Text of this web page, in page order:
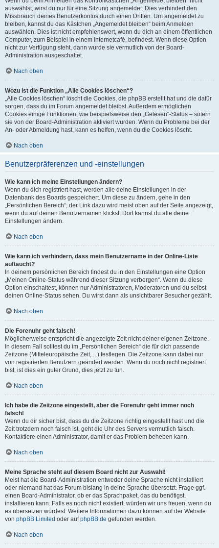
auswählst, wirst du nur für eine Sitzung angemeldet. Dies verhindert den
Missbrauch deines Benutzerkontos durch einen Dritten. Um angemeldet zu
bleiben, kannst du das Kästchen „Angemeldet bleiben“ beim Anmelden
auswählen. Dies ist nicht empfehlenswert, wenn du dich an einem öffentlichen
Computer, zum Beispiel in einem Internetcafé, befindest. Wenn diese Option
nicht zur Verfügung steht, dann wurde sie vermutlich von der Board-
Administration ausgeschaltet.
Nach oben
Wozu ist die Funktion „Alle Cookies löschen“?
„Alle Cookies löschen“ löscht die Cookies, die phpBB erstellt hat und die dafür
sorgen, dass du im Forum angemeldet bleibst. Außerdem ermöglichen
Cookies einige Funktionen, wie beispielsweise den „Gelesen“-Status – sofern
sie von der Board-Administration aktiviert wurden. Wenn du Probleme bei der
An- oder Abmeldung hast, kann es helfen, wenn du die Cookies löscht.
Nach oben
Benutzerpräferenzen und -einstellungen
Wie kann ich meine Einstellungen ändern?
Wenn du dich registriert hast, werden alle deine Einstellungen in der
Datenbank des Boards gespeichert. Um diese zu ändern, gehe in den
„Persönlichen Bereich“; der Link dazu wird meist oben auf der Seite angezeigt,
wenn du auf deinen Benutzernamen klickst. Dort kannst du alle deine
Einstellungen ändern.
Nach oben
Wie kann ich verhindern, dass mein Benutzername in der Online-Liste
auftaucht?
In deinem persönlichen Bereich findest du in den Einstellungen eine Option
„Meinen Online-Status während dieser Sitzung verbergen“. Wenn du diese
Option einschaltest, können nur Administratoren, Moderatoren und du selbst
deinen Online-Status sehen. Du wirst dann als unsichtbarer Besucher gezählt.
Nach oben
Die Forenuhr geht falsch!
Möglicherweise entspricht die angezeigte Zeit nicht deiner eigenen Zeitzone.
In diesem Fall solltest du im „Persönlichen Bereich“ die für dich passende
Zeitzone (Mitteleuropäische Zeit, ...) festlegen. Die Zeitzone kann dabei nur
von registrierten Benutzern geändert werden. Wenn du noch nicht registriert
bist, ist dies ein guter Grund, dies jetzt zu tun.
Nach oben
Ich habe die Zeitzone eingestellt, aber die Forenuhr geht immer noch
falsch!
Wenn du dir sicher bist, dass du die Zeitzone richtig eingestellt hast und die
Zeit trotzdem noch falsch ist, geht die Uhr des Servers vermutlich falsch.
Kontaktiere einen Administrator, damit er das Problem beheben kann.
Nach oben
Meine Sprache steht auf diesem Board nicht zur Auswahl!
Meist hat die Board-Administration entweder deine Sprache nicht installiert
oder niemand hat das Forum bislang in deine Sprache übersetzt. Frage ggf.
einen Board-Administrator, ob er das Sprachpaket, das du benötigst,
installieren kann. Falls es noch nicht existiert, würden wir uns freuen, wenn du
es übersetzen würdest. Weitere Informationen dazu können auf der Website
von phpBB Limited oder aufphpBB.de gefunden werden.
Nach oben